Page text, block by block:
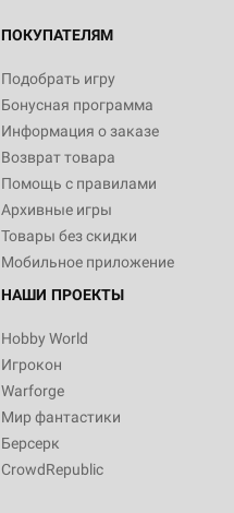
ПОКУПАТЕЛЯМ
Подобрать игру
Бонусная программа
Информация о заказе
Возврат товара
Помощь с правилами
Архивные игры
Товары без скидки
Мобильное приложение
НАШИ ПРОЕКТЫ
Hobby World
Игрокон
Warforge
Мир фантастики
Берсерк
CrowdRepublic